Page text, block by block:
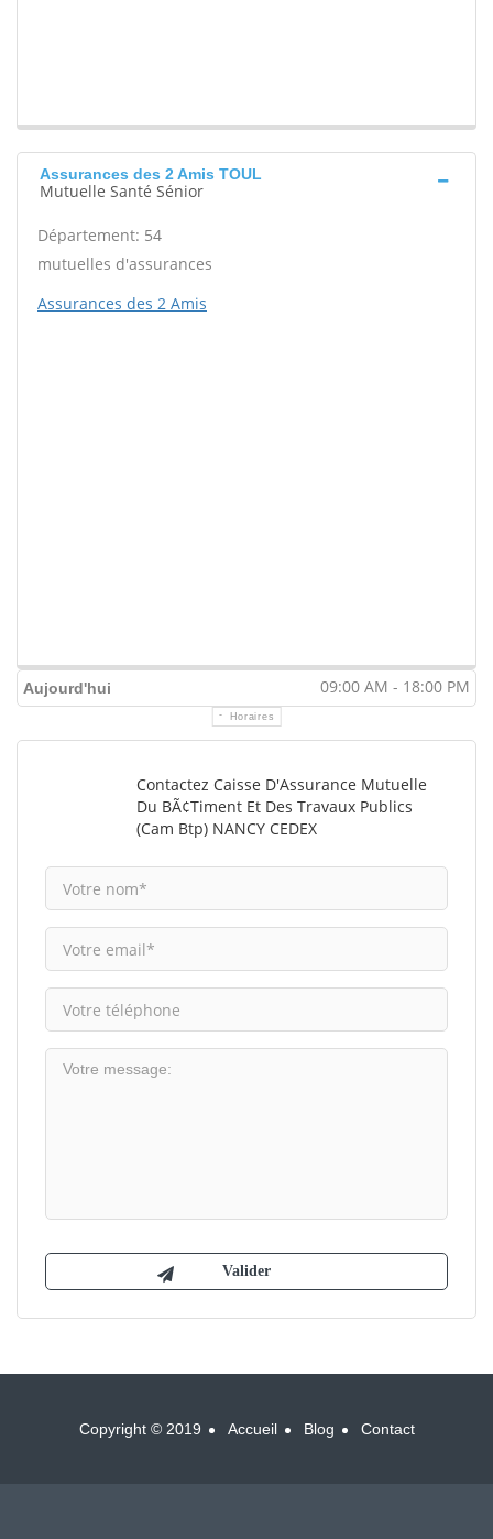
Assurances des 2 Amis TOUL
Mutuelle Santé Sénior
Département: 54
mutuelles d'assurances
Assurances des 2 Amis
Aujourd'hui 09:00 AM - 18:00 PM
Horaires
Contactez Caisse D'Assurance Mutuelle
Du BÃ¢timent Et Des Travaux Publics
(Cam Btp) NANCY CEDEX
Copyright © 2019 Accueil Blog Contact